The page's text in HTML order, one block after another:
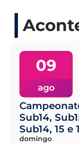
09
ago
Sub14,
Sub14, 15 e
domingo